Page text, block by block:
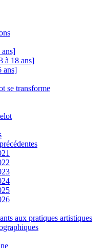
ans]
à 18 ans]
ans]
se transforme
aux pratiques artistiques